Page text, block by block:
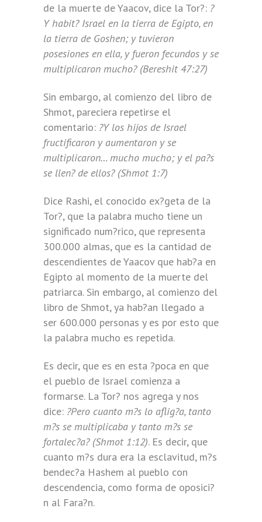
de la muerte de Yaacov, dice la Tor?: ?
Y habit? Israel en la tierra de Egipto, en
la tierra de Goshen; y tuvieron
posesiones en ella, y fueron fecundos y se
multiplicaron mucho? (Bereshit 47:27)
Sin embargo, al comienzo del libro de
Shmot, pareciera repetirse el
comentario: ?Y los hijos de Israel
fructificaron y aumentaron y se
multiplicaron… mucho mucho; y el pa?s
se llen? de ellos? (Shmot 1:7)
Dice Rashi, el conocido ex?geta de la
Tor?, que la palabra mucho tiene un
significado num?rico, que representa
300.000 almas, que es la cantidad de
descendientes de Yaacov que hab?a en
Egipto al momento de la muerte del
patriarca. Sin embargo, al comienzo del
libro de Shmot, ya hab?an llegado a
ser 600.000 personas y es por esto que
la palabra mucho es repetida.
Es decir, que es en esta ?poca en que
el pueblo de Israel comienza a
formarse. La Tor? nos agrega y nos
dice: ?Pero cuanto m?s lo aflig?a, tanto
m?s se multiplicaba y tanto m?s se
fortalec?a? (Shmot 1:12). Es decir, que
cuanto m?s dura era la esclavitud, m?s
bendec?a Hashem al pueblo con
descendencia, como forma de oposici?
n al Fara?n.